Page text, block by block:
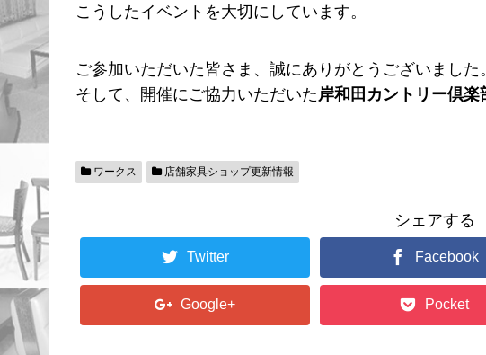
こうしたイベントを大切にしています。
ご参加いただいた皆さま、誠にありがとうございました。
そして、開催にご協力いただいた 岸和田カントリー倶楽
ワークス 店舗家具ショップ更新情報
シェアする
Twitter Facebook
Google+ Pocket